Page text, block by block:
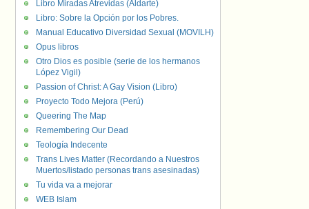
Libro Miradas Atrevidas (Aldarte)
Libro: Sobre la Opción por los Pobres.
Manual Educativo Diversidad Sexual (MOVILH)
Opus libros
Otro Dios es posible (serie de los hermanos
López Vigil)
Passion of Christ: A Gay Vision (Libro)
Proyecto Todo Mejora (Perú)
Queering The Map
Remembering Our Dead
Teología Indecente
Trans Lives Matter (Recordando a Nuestros
Muertos/listado personas trans asesinadas)
Tu vida va a mejorar
WEB Islam